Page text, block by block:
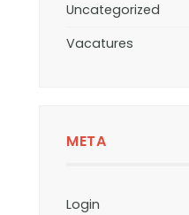
Uncategorized
Vacatures
META
Login